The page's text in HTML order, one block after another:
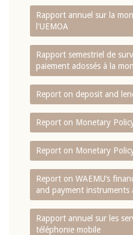
Rapport annuel sur la
l'UEMOA
Rapport semestriel de
paiement adossés à la
Report on deposit and
Report on Monetary
Report on Monetary
Report on WAEMU’s
and payment instruments
Rapport annuel sur les
téléphonie mobile